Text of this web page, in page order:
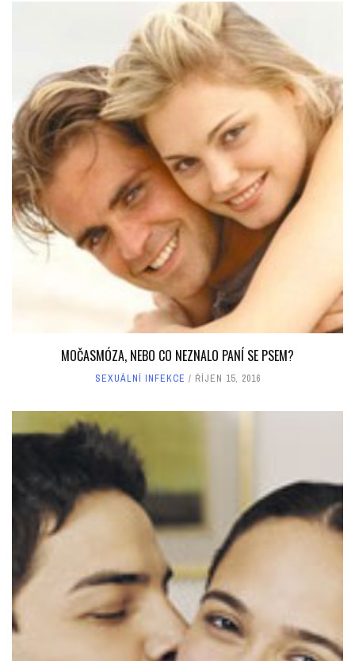
MOČASMÓZA, NEBO CO NEZNALO PANÍ SE PSEM?
SEXUÁLNÍ INFEKCE ŘÍJEN 15, 2016